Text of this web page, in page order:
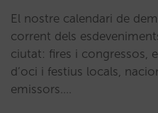
El nostre calendari de
corrent dels
ciutat: fires i congressos,
d’oci i festius locals,
emissors.…